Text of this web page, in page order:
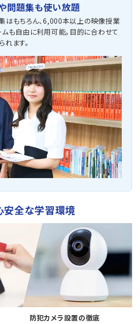
問題集も使い放題
はもちろん、6,000本以上の映像授業
ムも自由に利用可能。目的に合わせて
ます。
安全な学習環境
防犯カメラ設置の徹底